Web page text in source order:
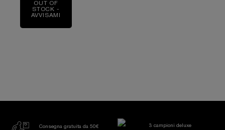
OUT OF
STOCK -
AVVISAMI
Consegna gratuita da 50€ 3 campioni deluxe